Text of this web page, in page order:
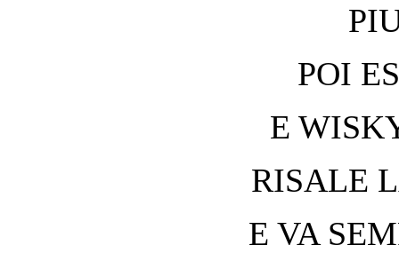
POI
E
RISALE
E VA